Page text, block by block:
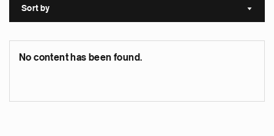
Sort by Sort
No content has been found.